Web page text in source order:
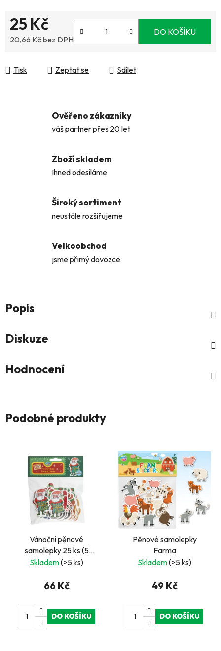
25 Kč
20,66 Kč bez DPH
DO KOŠÍKU
Tisk Zeptat se Sdílet
Ověřeno zákazníky
váš partner přes 20 let
Zboží skladem
Ihned odesíláme
Široký sortiment
neustále rozšiřujeme
Velkoobchod
jsme přimý dovozce
Popis
Diskuze
Hodnocení
Podobné produkty
Vánoční pěnové
samolepky 25 ks (5
motivů)
Skladem(>5 ks)
66 Kč
DO KOŠÍKU
Pěnové samolepky
Farma
Skladem(>5 ks)
49 Kč
DO KOŠÍKU